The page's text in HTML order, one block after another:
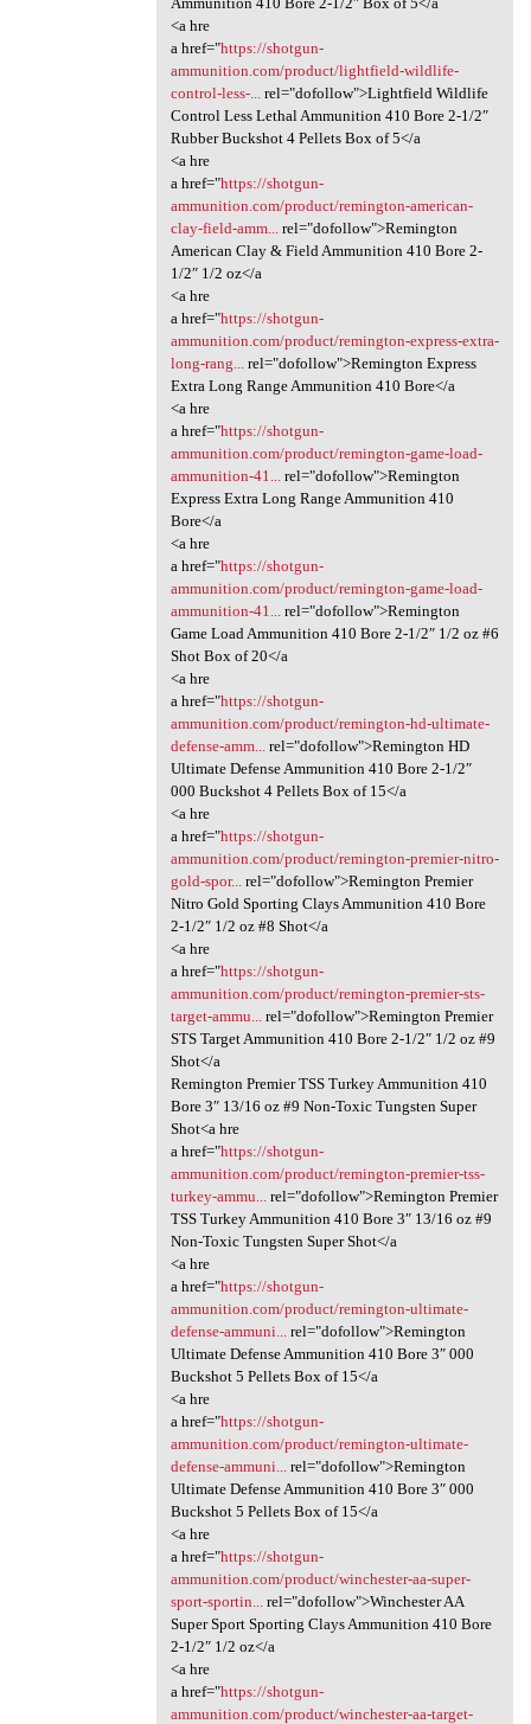
<a hre
a href="https://shotgun-
ammunition.com/product/lightfield-wildlife-
control-less-...rel="dofollow">Lightfield Wildlife
Control Less Lethal Ammunition 410 Bore 2-1/2″
Rubber Buckshot 4 Pellets Box of 5</a
<a hre
a href="https://shotgun-
ammunition.com/product/remington-american-
clay-field-amm...rel="dofollow">Remington
American Clay & Field Ammunition 410 Bore 2-
1/2″ 1/2 oz</a
<a hre
a href="https://shotgun-
ammunition.com/product/remington-express-extra-
long-rang...rel="dofollow">Remington Express
Extra Long Range Ammunition 410 Bore</a
<a hre
a href="https://shotgun-
ammunition.com/product/remington-game-load-
ammunition-41...rel="dofollow">Remington
Express Extra Long Range Ammunition 410
Bore</a
<a hre
a href="https://shotgun-
ammunition.com/product/remington-game-load-
ammunition-41...rel="dofollow">Remington
Game Load Ammunition 410 Bore 2-1/2″ 1/2 oz #6
Shot Box of 20</a
<a hre
a href="https://shotgun-
ammunition.com/product/remington-hd-ultimate-
defense-amm...rel="dofollow">Remington HD
Ultimate Defense Ammunition 410 Bore 2-1/2″
000 Buckshot 4 Pellets Box of 15</a
<a hre
a href="https://shotgun-
ammunition.com/product/remington-premier-nitro-
gold-spor...rel="dofollow">Remington Premier
Nitro Gold Sporting Clays Ammunition 410 Bore
2-1/2″ 1/2 oz #8 Shot</a
<a hre
a href="https://shotgun-
ammunition.com/product/remington-premier-sts-
target-ammu...rel="dofollow">Remington Premier
STS Target Ammunition 410 Bore 2-1/2″ 1/2 oz #9
Shot</a
Remington Premier TSS Turkey Ammunition 410
Bore 3″ 13/16 oz #9 Non-Toxic Tungsten Super
Shot<a hre
a href="https://shotgun-
ammunition.com/product/remington-premier-tss-
turkey-ammu...rel="dofollow">Remington Premier
TSS Turkey Ammunition 410 Bore 3″ 13/16 oz #9
Non-Toxic Tungsten Super Shot</a
<a hre
a href="https://shotgun-
ammunition.com/product/remington-ultimate-
defense-ammuni...rel="dofollow">Remington
Ultimate Defense Ammunition 410 Bore 3″ 000
Buckshot 5 Pellets Box of 15</a
<a hre
a href="https://shotgun-
ammunition.com/product/remington-ultimate-
defense-ammuni...rel="dofollow">Remington
Ultimate Defense Ammunition 410 Bore 3″ 000
Buckshot 5 Pellets Box of 15</a
<a hre
a href="https://shotgun-
ammunition.com/product/winchester-aa-super-
sport-sportin...rel="dofollow">Winchester AA
Super Sport Sporting Clays Ammunition 410 Bore
2-1/2″ 1/2 oz</a
<a hre
a href="https://shotgun-
ammunition.com/product/winchester-aa-target-